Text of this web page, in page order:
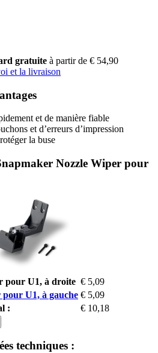
gratuite à partir de € 54,90
et la livraison
et de manière fiable
et d’erreurs d’impression
la buse
Nozzle Wiper pour
pour U1, à droite € 5,09
U1, à gauche € 5,09
:
€ 10,18
techniques :